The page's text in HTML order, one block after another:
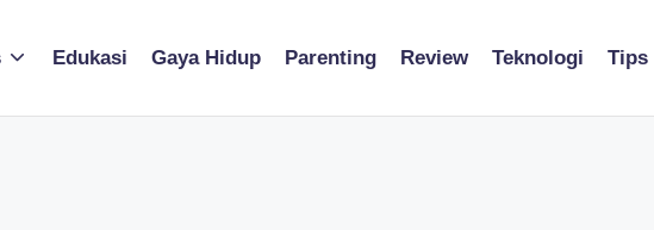
Edukasi Gaya Hidup Parenting Review Teknologi Tips